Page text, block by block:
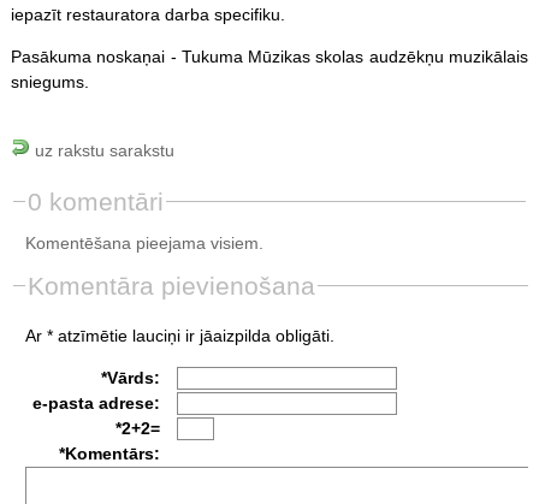
iepazīt restauratora darba specifiku.
Pasākuma noskaņai - Tukuma Mūzikas skolas audzēkņu muzikālais
sniegums.
uz rakstu sarakstu
0 komentāri
Komentēšana pieejama visiem.
Komentāra pievienošana
Ar * atzīmētie lauciņi ir jāaizpilda obligāti.
*Vārds:
e-pasta adrese:
*2+2=
*Komentārs: